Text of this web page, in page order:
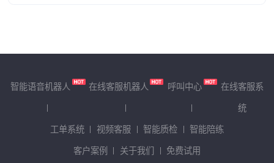
智能语音机器人 在线客服机器人 呼叫中心
在线客服系
统
工单系统
视频客服 智能质检
智能陪练
客户案例
关于我们 免费试用